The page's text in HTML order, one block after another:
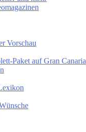
Vorschau
Paket auf Gran Canaria